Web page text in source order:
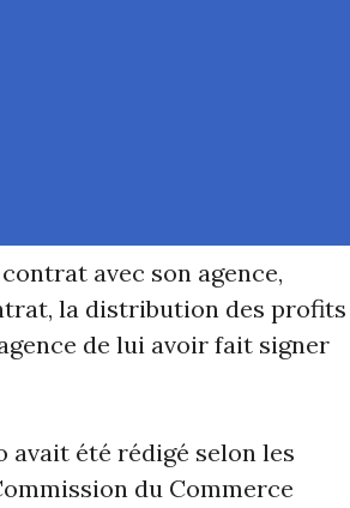
avec son agence,
la distribution des profits
de lui avoir fait signer
avait été rédigé selon les
du Commerce